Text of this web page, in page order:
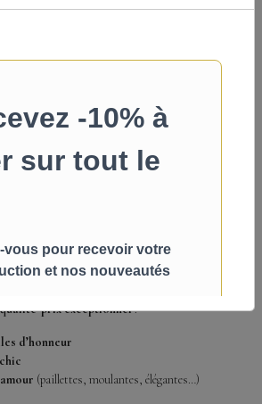
qui séduisent de nombreuses futures mariées.
coup de cœur de nos clientes, connue pour
marque anglaise, déjà plébiscitée dans le monde
de couleurs.
propose également des
prix exceptionnel:
d’honneur
(paillettes, moulantes, élégantes…)